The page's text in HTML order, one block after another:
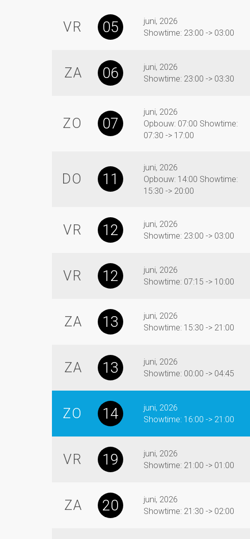
VR 05
juni, 2026
Showtime: 23:00 -> 03:00
ZA 06
juni, 2026
Showtime: 23:00 -> 03:30
ZO 07
juni, 2026
Opbouw: 07:00 Showtime:
07:30 -> 17:00
DO 11
juni, 2026
Opbouw: 14:00 Showtime:
15:30 -> 20:00
VR 12
juni, 2026
Showtime: 23:00 -> 03:00
VR 12
juni, 2026
Showtime: 07:15 -> 10:00
ZA 13
juni, 2026
Showtime: 15:30 -> 21:00
ZA 13
juni, 2026
Showtime: 00:00 -> 04:45
ZO 14
juni, 2026
Showtime: 16:00 -> 21:00
VR 19
juni, 2026
Showtime: 21:00 -> 01:00
ZA 20
juni, 2026
Showtime: 21:30 -> 02:00